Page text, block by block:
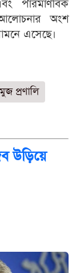
পারমাণবিক
আলোচনার অংশ
এসেছে।
প্রণালি
উড়িয়ে